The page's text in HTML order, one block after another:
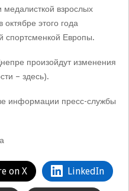
взрослых
этого года
спортсменкой Европы.
произойдут изменения
– здесь).
информации пресс-службы
on X LinkedIn